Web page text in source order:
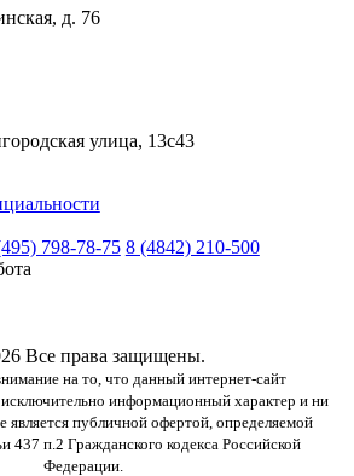
д. 76
улица, 13с43
798-78-75 8 (4842) 210-500
Все права защищены.
на то, что данный интернет-сайт
информационный характер и ни
является публичной офертой, определяемой
437 п.2 Гражданского кодекса Российской
Федерации.